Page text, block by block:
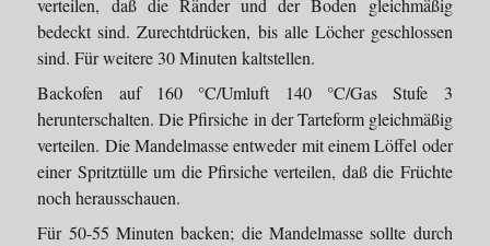
verteilen, daß die Ränder und der Boden gleichmäßig
bedeckt sind. Zurechtdrücken, bis alle Löcher geschlossen
sind. Für weitere 30 Minuten kaltstellen.
Backofen auf 160 °C/Umluft 140 °C/Gas Stufe 3
herunterschalten. Die Pfirsiche in der Tarteform gleichmäßig
verteilen. Die Mandelmasse entweder mit einem Löffel oder
einer Spritztülle um die Pfirsiche verteilen, daß die Früchte
noch herausschauen.
Für 50-55 Minuten backen; die Mandelmasse sollte durch